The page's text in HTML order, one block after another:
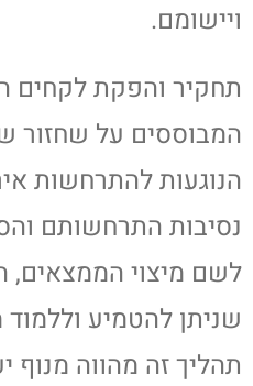
ויישומם.
תחקיר והפקת לקחים
המבוססים על שחזור
הנוגעות להתרחשות
נסיבות התרחשותם
לשם מיצוי הממצאים,
שניתן להטמיע
תהליך זה מהווה מנוף